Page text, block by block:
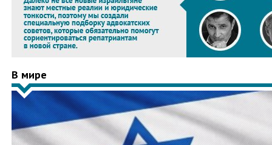
В мире